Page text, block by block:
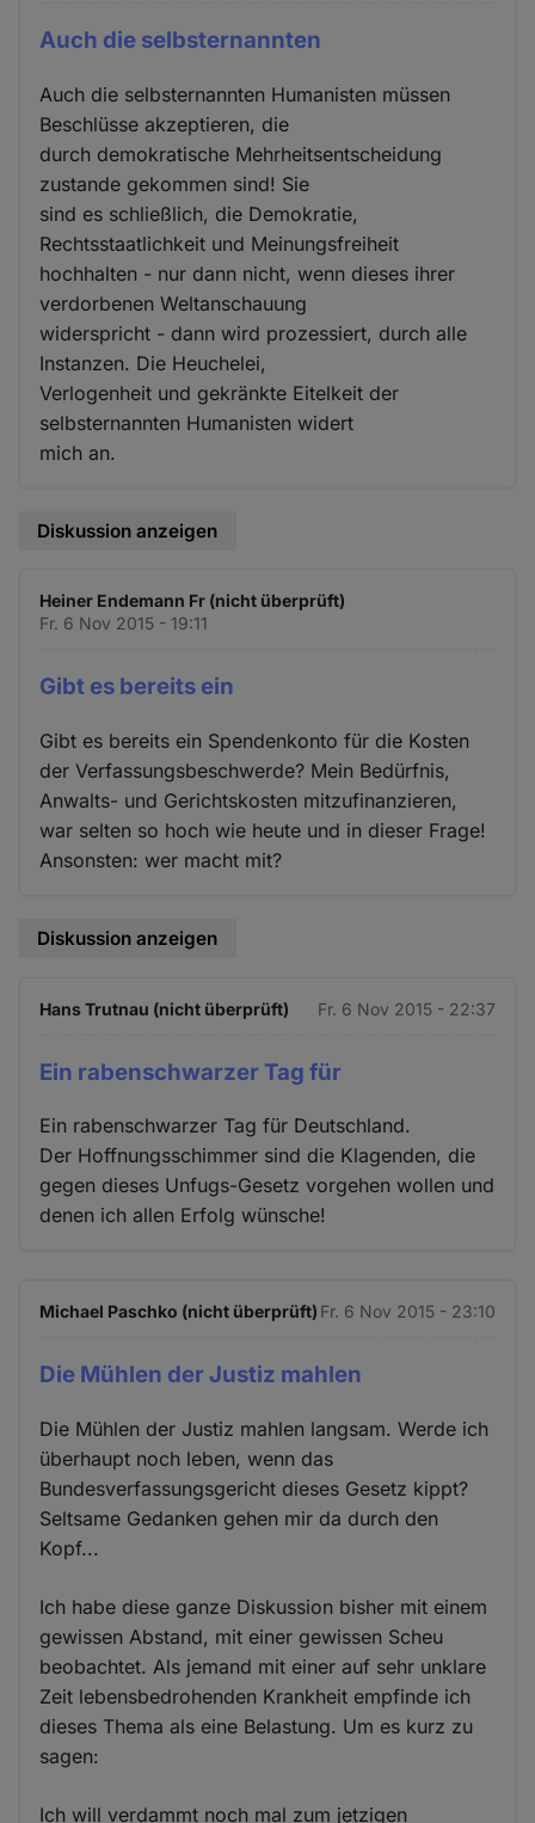
Auch die selbsternannten
Auch die selbsternannten Humanisten müssen
Beschlüsse akzeptieren, die
durch demokratische Mehrheitsentscheidung
zustande gekommen sind! Sie
sind es schließlich, die Demokratie,
Rechtsstaatlichkeit und Meinungsfreiheit
hochhalten - nur dann nicht, wenn dieses ihrer
verdorbenen Weltanschauung
widerspricht - dann wird prozessiert, durch alle
Instanzen. Die Heuchelei,
Verlogenheit und gekränkte Eitelkeit der
selbsternannten Humanisten widert
mich an.
Diskussion anzeigen
Heiner Endemann Fr (nicht überprüft)
Fr. 6 Nov 2015 - 19:11
Gibt es bereits ein
Gibt es bereits ein Spendenkonto für die Kosten
der Verfassungsbeschwerde? Mein Bedürfnis,
Anwalts- und Gerichtskosten mitzufinanzieren,
war selten so hoch wie heute und in dieser Frage!
Ansonsten: wer macht mit?
Diskussion anzeigen
Hans Trutnau (nicht überprüft) Fr. 6 Nov 2015 - 22:37
Ein rabenschwarzer Tag für
Ein rabenschwarzer Tag für Deutschland.
Der Hoffnungsschimmer sind die Klagenden, die
gegen dieses Unfugs-Gesetz vorgehen wollen und
denen ich allen Erfolg wünsche!
Michael Paschko (nicht überprüft) Fr. 6 Nov 2015 - 23:10
Die Mühlen der Justiz mahlen
Die Mühlen der Justiz mahlen langsam. Werde ich
überhaupt noch leben, wenn das
Bundesverfassungsgericht dieses Gesetz kippt?
Seltsame Gedanken gehen mir da durch den
Kopf...
Ich habe diese ganze Diskussion bisher mit einem
gewissen Abstand, mit einer gewissen Scheu
beobachtet. Als jemand mit einer auf sehr unklare
Zeit lebensbedrohenden Krankheit empfinde ich
dieses Thema als eine Belastung. Um es kurz zu
sagen:
Ich will verdammt noch mal zum jetzigen